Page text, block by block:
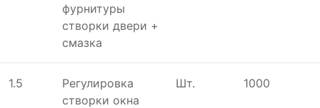
фурнитуры
створки двери +
смазка
1.5
Регулировка
створки окна
Шт. 1000